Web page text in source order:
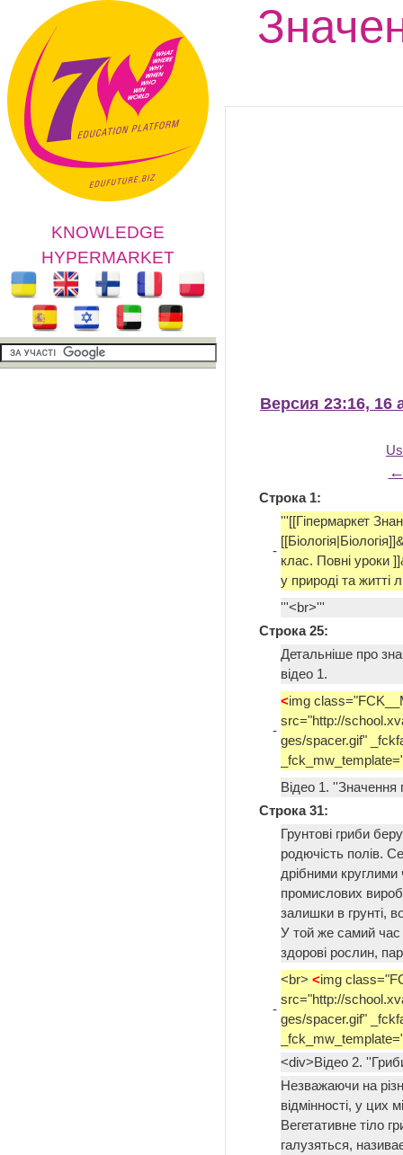
KNOWLEDGE
HYPERMARKET
Версия 23:16, 16
Строка 1:
-
'''[[Гіпермаркет
клас. Повні уроки
у природі та житті
'''<br>'''
Строка 25:
Детальніше про
відео 1.
-
<img
src="http://
ges/spacer.gif"
Відео 1.
Строка 31:
Грунтові гриби
родючість полів.
дрібними
промислових
залишки в грунті,
У той же самий
здорові рослин,
-
<br> <img
src="http://
ges/spacer.gif"
<div>Відео 2.
Незважаючи на
відмінності, у цих
Вегетативне тіло
галузяться,